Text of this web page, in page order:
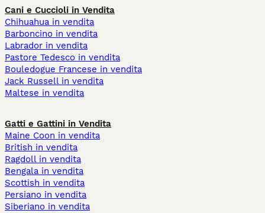
Cani e Cuccioli in Vendita
Chihuahua in vendita
Barboncino in vendita
Labrador in vendita
Pastore Tedesco in vendita
Bouledogue Francese in vendita
Jack Russell in vendita
Maltese in vendita
Gatti e Gattini in Vendita
Maine Coon in vendita
British in vendita
Ragdoll in vendita
Bengala in vendita
Scottish in vendita
Persiano in vendita
Siberiano in vendita